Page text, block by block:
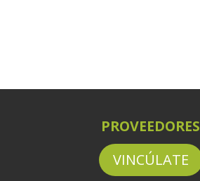
PROVEEDORES
VINCÚLATE